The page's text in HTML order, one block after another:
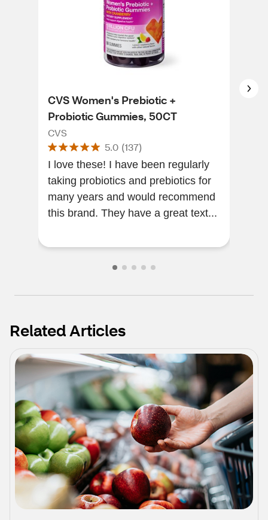
CVS Women's Prebiotic +
Probiotic Gummies, 50CT
CVS
5.0 (137)
I love these! I have been regularly
taking probiotics and prebiotics for
many years and would recommend
this brand. They have a great text...
Related Articles